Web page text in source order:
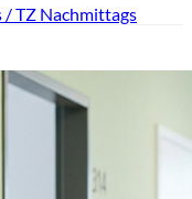
TZ Nachmittags